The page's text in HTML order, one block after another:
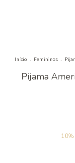
Início . Femininos .
Pijama